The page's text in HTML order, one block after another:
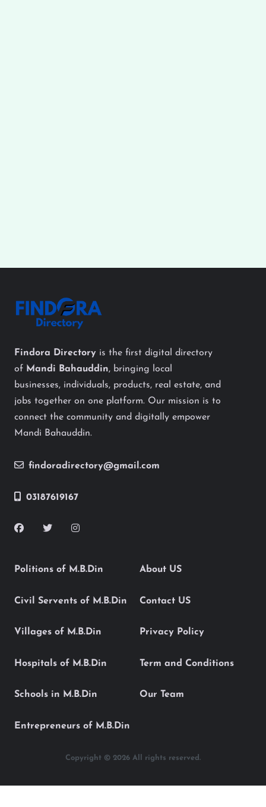
Findora Directory is the first digital directory
of Mandi Bahauddin, bringing local
businesses, individuals, products, real estate, and
jobs together on one platform. Our mission is to
connect the community and digitally empower
Mandi Bahauddin.
findoradirectory@gmail.com
03187619167
Politions of M.B.Din
Civil Servents of M.B.Din
Villages of M.B.Din
Hospitals of M.B.Din
Schools in M.B.Din
Entrepreneurs of M.B.Din
About US
Contact US
Privacy Policy
Term and Conditions
Our Team
Copyright © 2026 All rights reserved.